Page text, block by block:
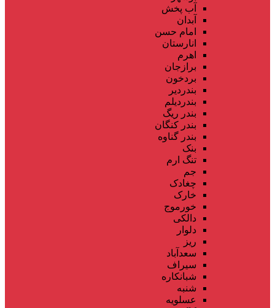
آب پخش
آبدان
امام حسن
انارستان
اهرم
برازجان
بردخون
بندردیر
بندردیلم
بندر ریگ
بندر کنگان
بندر گناوه
بنک
تنگ ارم
جم
چغادک
خارک
خورموج
دالکی
دلوار
ریز
سعدآباد
سیراف
شبانکاره
شنبه
عسلویه